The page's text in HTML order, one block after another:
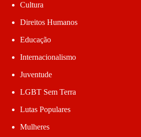
Cultura
Direitos Humanos
Educação
Internacionalismo
Juventude
LGBT Sem Terra
Lutas Populares
Mulheres